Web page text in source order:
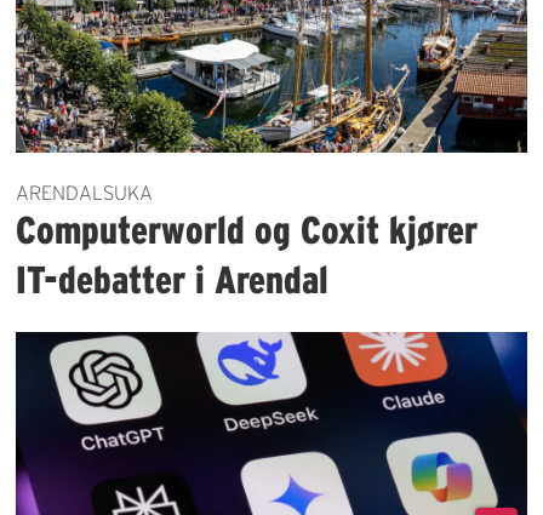
ARENDALSUKA
Computerworld og Coxit kjører
IT-debatter i Arendal